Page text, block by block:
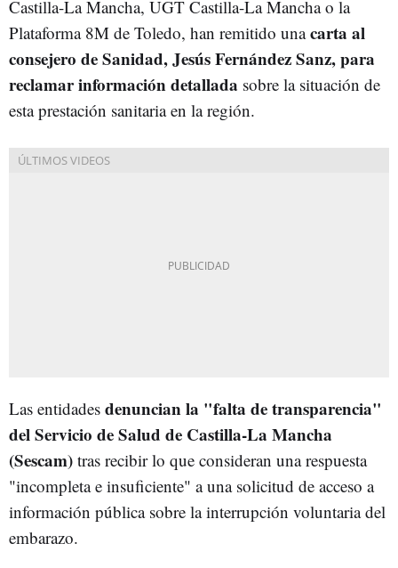
Castilla-La Mancha, UGT Castilla-La Mancha o la
Plataforma 8M de Toledo, han remitido unacarta al
consejero de Sanidad, Jesús Fernández Sanz, para
reclamar información detallada sobre la situación de
esta prestación sanitaria en la región.
Las entidades denuncian la "falta de transparencia"
del Servicio de Salud de Castilla-La Mancha
(Sescam) tras recibir lo que consideran una respuesta
"incompleta e insuficiente" a una solicitud de acceso a
información pública sobre la interrupción voluntaria del
embarazo.